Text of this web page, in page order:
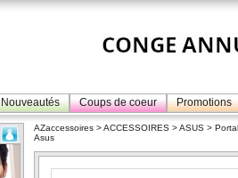
Nouveautés Coups de coeur Promotions
AZaccessoires >ACCESSOIRES >ASUS >
Asus